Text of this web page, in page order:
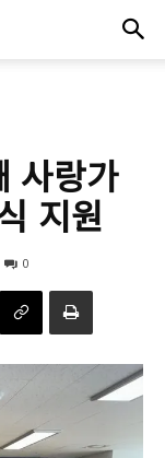
사랑가
지원
0